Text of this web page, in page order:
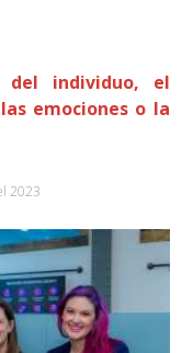
del individuo, el
emociones o la
2023